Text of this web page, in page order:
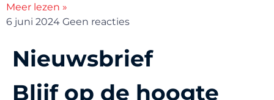
Meer lezen »
6 juni 2024 Geen reacties
Nieuwsbrief
Blijf op de hoogte